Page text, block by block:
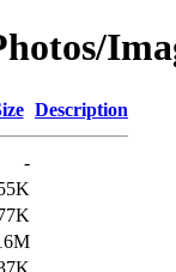
Description
-